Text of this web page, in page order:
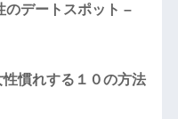
のデートスポット –
慣れする１０の方法